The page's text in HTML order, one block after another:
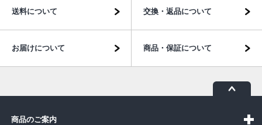
送料について 交換・返品について
お届けについて 商品・保証について
商品のご案内